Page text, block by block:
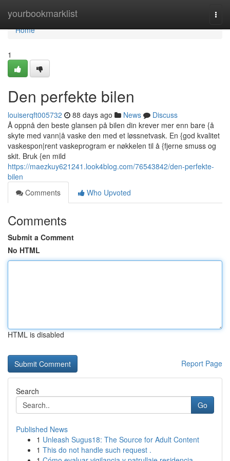
yourbookmarklist
Home
Home
1
Den perfekte bilen
louiserqft005732 88 days ago News
Discuss
Å oppnå den beste glansen på bilen din krever mer enn bare {å
skyte med vann|å vaske den med et løssnetvask. En {god kvalitet
vaskespon|rent vaskeprogram er nøkkelen til å {fjerne smuss og
skit. Bruk {en mild
https://maezkuy621241.look4blog.com/76543842/den-perfekte-
bilen
Comments
Who Upvoted
Comments
Submit a Comment
No HTML
HTML is disabled
Report Page
Search
Go
Published News
1 Unleash Sugus18: The Source for Adult Content
1 This do not handle such request .